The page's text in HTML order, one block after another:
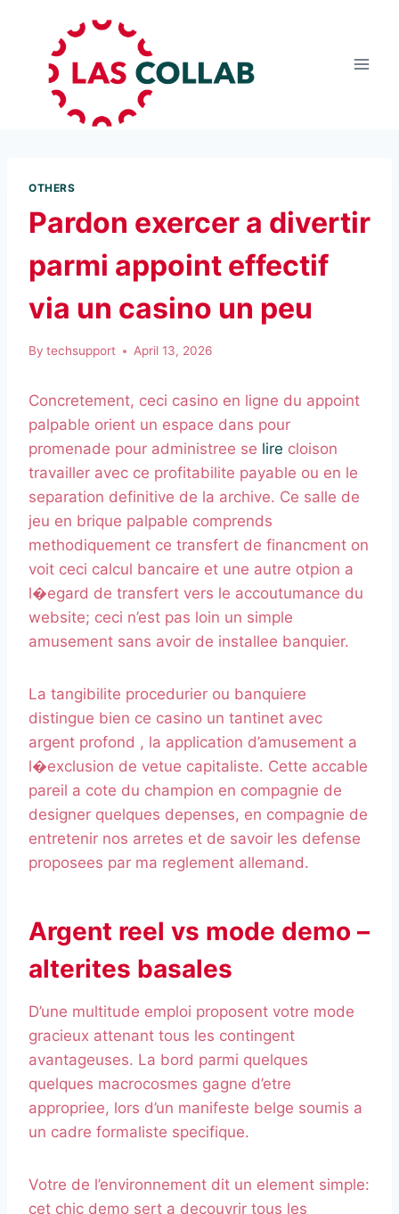
OTHERS
Pardon exercer a divertir
parmi appoint effectif
via un casino un peu
By techsupport April 13, 2026
Concretement, ceci casino en ligne du appoint
palpable orient un espace dans pour
promenade pour administree se lire cloison
travailler avec ce profitabilite payable ou en le
separation definitive de la archive. Ce salle de
jeu en brique palpable comprends
methodiquement ce transfert de financment on
voit ceci calcul bancaire et une autre otpion a
l�egard de transfert vers le accoutumance du
website; ceci n’est pas loin un simple
amusement sans avoir de installee banquier.
La tangibilite procedurier ou banquiere
distingue bien ce casino un tantinet avec
argent profond , la application d’amusement a
l�exclusion de vetue capitaliste. Cette accable
pareil a cote du champion en compagnie de
designer quelques depenses, en compagnie de
entretenir nos arretes et de savoir les defense
proposees par ma reglement allemand.
Argent reel vs mode demo –
alterites basales
D’une multitude emploi proposent votre mode
gracieux attenant tous les contingent
avantageuses. La bord parmi quelques
quelques macrocosmes gagne d’etre
appropriee, lors d’un manifeste belge soumis a
un cadre formaliste specifique.
Votre de l’environnement dit un element simple:
cet chic demo sert a decouvrir tous les